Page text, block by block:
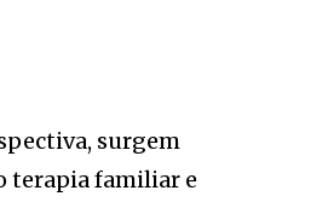
surgem
terapia familiar e